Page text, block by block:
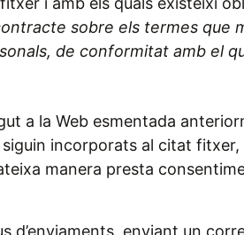
sobre els termes que
de conformitat amb el
a la Web esmentada
incorporats al citat
manera presta
enviant un